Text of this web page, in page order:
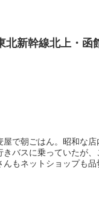
新幹線北上・函
で朝ごはん。昭和な店
バスに乗っていたが、
もネットショップも品